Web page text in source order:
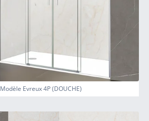
Modèle Evreux 4P (DOUCHE)